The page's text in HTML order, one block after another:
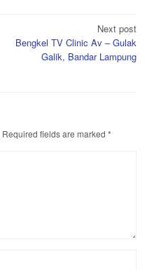
Next post
Bengkel TV Clinic Av – Gulak
Galik, Bandar Lampung
Required fields are marked *